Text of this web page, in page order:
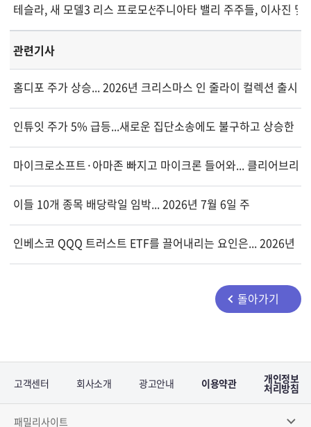
테슬라, 새 모델3 리스 프로모션에도 주가 반등 실패
주니아타 밸리 주주들, 이사진 및
관련기사
홈디포 주가 상승... 2026년 크리스마스 인 줄라이 컬렉션 출시
인튜잇 주가 5% 급등...새로운 집단소송에도 불구하고 상승한 이
마이크로소프트·아마존 빠지고 마이크론 들어와... 클리어브리
이들 10개 종목 배당락일 임박... 2026년 7월 6일 주
인베스코 QQQ 트러스트 ETF를 끌어내리는 요인은... 2026년 6
돌아가기
고객센터 회사소개 광고안내 이용약관 개인정보
처리방침
패밀리사이트